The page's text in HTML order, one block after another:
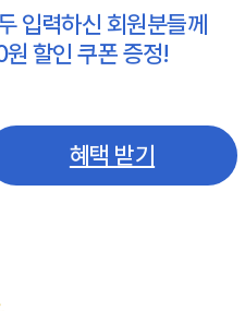
입력하신 회원분들께
할인 쿠폰 증정!
혜택 받기